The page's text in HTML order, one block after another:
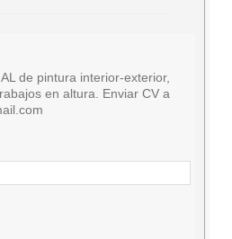
de pintura interior-exterior,
en altura. Enviar CV a